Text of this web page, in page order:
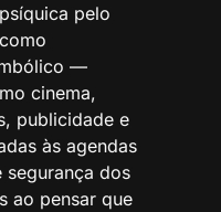
pelo
—
cinema,
publicidade e
às agendas
dos
ao pensar que